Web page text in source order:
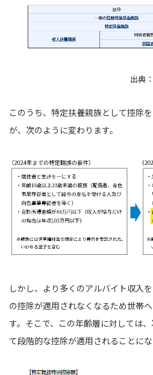
出典
このうち、特定扶養親族として控除
が、次のように変わります。
しかし、より多くのアルバイト収入
の控除が適用されなくなるため世帯
す。そこで、この年齢層に対しては
て段階的な控除が適用されることにな